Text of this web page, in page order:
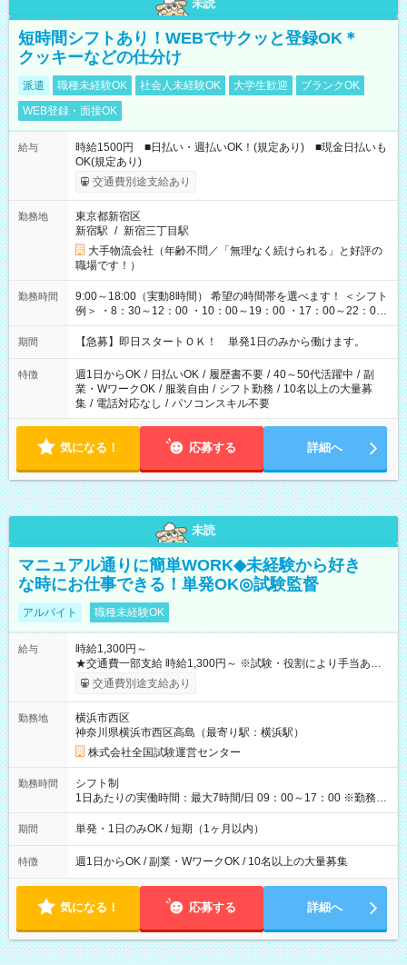
未読
短時間シフトあり！WEBでサクッと登録OK＊
クッキーなどの仕分け
派遣 職種未経験OK 社会人未経験OK 大学生歓迎
ブランクOK
WEB登録・面接OK
給与
時給1500円 ■日払い・週払いOK！(規定あり) ■現金日払いも
OK(規定あり)
交通費別途支給あり
勤務地
東京都新宿区
新宿駅 / 新宿三丁目駅
大手物流会社（年齢不問／「無理なく続けられる」と好評の
職場です！）
勤務時間
9:00～18:00（実動8時間） 希望の時間帯を選べます！ ＜シフト
例＞ ・8：30～12：00 ・10：00～19：00 ・17：00～22：00
・13：00～22：00 ・22：00～翌6：00 など
期間 【急募】即日スタートＯＫ！ 単発1日のみから働けます。
特徴 週1日からOK / 日払いOK / 履歴書不要 / 40～50代活躍中 / 副
業・WワークOK / 服装自由 / シフト勤務 / 10名以上の大量募
集 / 電話対応なし / パソコンスキル不要
気になる！ 応募する 詳細へ
未読
マニュアル通りに簡単WORK◆未経験から好き
な時にお仕事できる！単発OK◎試験監督
アルバイト 職種未経験OK
給与
時給1,300円～
★交通費一部支給 時給1,300円～ ※試験・役割により手当あり
※勤務回数により昇給あり 【即給（前払い）オプションあ
り！】 希望される場合、勤務から1週間ほどで給与の一部を受け
例】 ・河合塾模擬試験 8:30～17:30（休憩1時間） 時給1,300円
×8時間＝日収10,400円＋交通費 ※当日の役割により時給＋100
円の場合あり ・国家試験 7:00～13:30（休憩なし） 時給1,300
円（役割手当＋100円）×6時間＝日収8,400円＋交通費 【試用期
間】試用期間なし
交通費別途支給あり
勤務地
横浜市西区
神奈川県横浜市西区高島（最寄り駅：横浜駅）
株式会社全国試験運営センター
勤務時間
シフト制
1日あたりの実働時間：最大7時間/日 09：00～17：00 ※勤務時
間は 試験により異なります。
期間 単発・1日のみOK / 短期（1ヶ月以内）
特徴 週1日からOK / 副業・WワークOK / 10名以上の大量募集
気になる！ 応募する 詳細へ